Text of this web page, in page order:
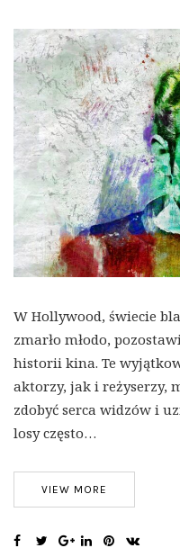
W Hollywood, świecie
zmarło młodo,
historii kina. Te
aktorzy, jak i reżyserzy,
zdobyć serca widzów i
losy często…
VIEW MORE